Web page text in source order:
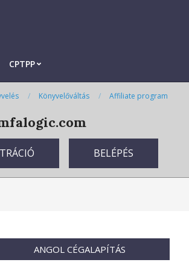
CPTPP
Könyvelőváltás Affiliate program
BELÉPÉS
ANGOL CÉGALAPÍTÁS